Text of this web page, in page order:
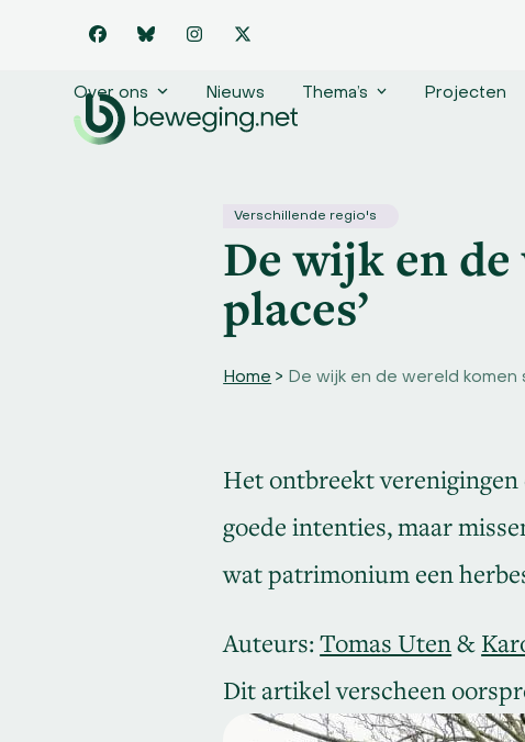
FacebookBlueskyInstagram
Twitter
Over ons Nieuws Thema’s Projecten
Verschillende regio's
De wijk en
places’
Home > De wijk en de wereld komen
Het ontbreekt
goede intenties, maar
wat patrimonium een
Auteurs:Tomas Uten&
Dit artikel verscheen